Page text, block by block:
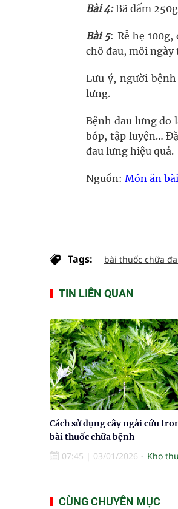
Bài 4:Bã dấm
Bài 5: Rễ hẹ
chỗ đau, mỗi ngày
Lưu ý, người
lưng.
Bệnh đau lưng do
bóp, tập luyện…
đau lưng hiệu quả.
Nguồn: Món ăn
Tags: bài thuốc chữa
TIN LIÊN QUAN
Cách sử dụng cây ngải cứu
bài thuốc chữa bệnh
07:45 | 03/01/2026 Kho
CÙNG CHUYÊN MỤC